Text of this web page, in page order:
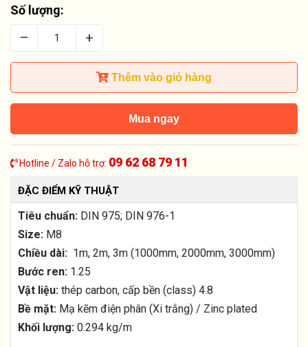
Số lượng:
– +
Thêm vào giỏ hàng
Mua ngay
Hotline / Zalo hỗ trợ: 09 62 68 79 11
ĐẶC ĐIỂM KỸ THUẬT
Tiêu chuẩn: DIN 975; DIN 976-1
Size: M8
Chiều dài: 1m, 2m, 3m (1000mm, 2000mm, 3000mm)
Bước ren: 1.25
Vật liệu: thép carbon, cấp bền (class) 4.8
Bề mặt: Mạ kẽm điện phân (Xi trắng) / Zinc plated
Khối lượng: 0.294 kg/m